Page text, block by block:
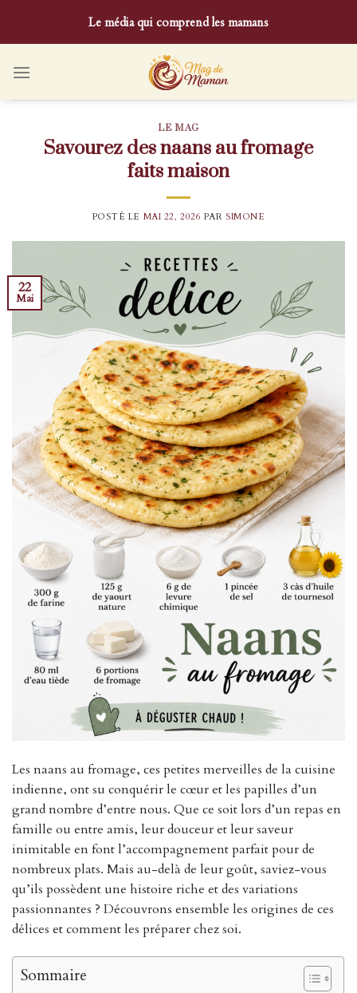
content
Le média qui comprend les mamans
LE MAG
Savourez des naans au fromage
faits maison
POSTÉ LE MAI 22, 2026 PAR SIMONE
22
Mai
Les naans au fromage, ces petites merveilles de la cuisine
indienne, ont su conquérir le cœur et les papilles d’un
grand nombre d’entre nous. Que ce soit lors d’un repas en
famille ou entre amis, leur douceur et leur saveur
inimitable en font l’accompagnement parfait pour de
nombreux plats. Mais au-delà de leur goût, saviez-vous
qu’ils possèdent une histoire riche et des variations
passionnantes ? Découvrons ensemble les origines de ces
délices et comment les préparer chez soi.
Sommaire